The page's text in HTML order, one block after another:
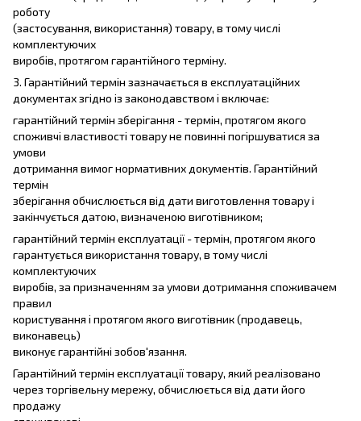
роботу
(застосування, використання) товару, в тому числі
комплектуючих
виробів, протягом гарантійного терміну.
3. Гарантійний термін зазначається в експлуатаційних
документах згідно із законодавством і включає:
гарантійний термін зберігання - термін, протягом якого
споживчі властивості товару не повинні погіршуватися за
умови
дотримання вимог нормативних документів. Гарантійний
термін
зберігання обчислюється від дати виготовлення товару і
закінчується датою, визначеною виготівником;
гарантійний термін експлуатації - термін, протягом якого
гарантується використання товару, в тому числі
комплектуючих
виробів, за призначенням за умови дотримання споживачем
правил
користування і протягом якого виготівник (продавець,
виконавець)
виконує гарантійні зобов'язання.
Гарантійний термін експлуатації товару, який реалізовано
через торгівельну мережу, обчислюється від дати його
продажу